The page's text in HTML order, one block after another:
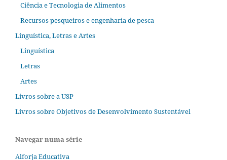
Ciência e Tecnologia de Alimentos
Recursos pesqueiros e engenharia de pesca
Linguística, Letras e Artes
Linguística
Letras
Artes
Livros sobre a USP
Livros sobre Objetivos de Desenvolvimento Sustentável
Navegar numa série
Alforja Educativa